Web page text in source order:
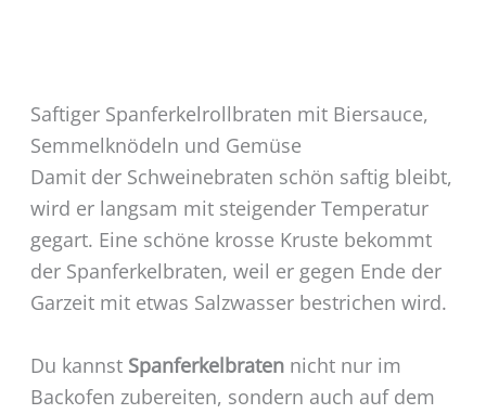
Saftiger Spanferkelrollbraten mit Biersauce,
Semmelknödeln und Gemüse
Damit der Schweinebraten schön saftig bleibt,
wird er langsam mit steigender Temperatur
gegart. Eine schöne krosse Kruste bekommt
der Spanferkelbraten, weil er gegen Ende der
Garzeit mit etwas Salzwasser bestrichen wird.
Du kannst Spanferkelbraten nicht nur im
Backofen zubereiten, sondern auch auf dem